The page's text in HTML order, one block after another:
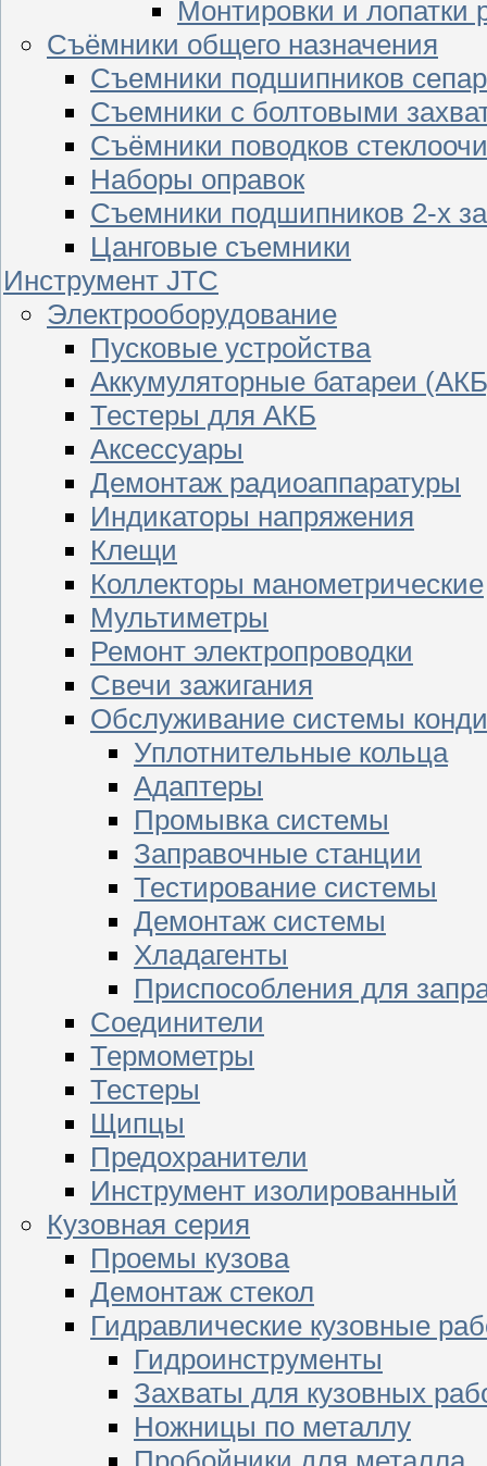
Монтировки и лопатки
Съёмники общего назначения
Съемники подшипников
Съемники с болтовыми
Съёмники поводков
Наборы оправок
Съемники подшипников 2-х
Цанговые съемники
Инструмент JTC
Электрооборудование
Пусковые устройства
Аккумуляторные батареи
Тестеры для АКБ
Аксессуары
Демонтаж радиоаппаратуры
Индикаторы напряжения
Клещи
Коллекторы манометрические
Мультиметры
Ремонт электропроводки
Свечи зажигания
Обслуживание системы
Уплотнительные кольца
Адаптеры
Промывка системы
Заправочные станции
Тестирование системы
Демонтаж системы
Хладагенты
Приспособления для
Соединители
Термометры
Тестеры
Щипцы
Предохранители
Инструмент изолированный
Кузовная серия
Проемы кузова
Демонтаж стекол
Гидравлические кузовные
Гидроинструменты
Захваты для кузовных
Ножницы по металлу